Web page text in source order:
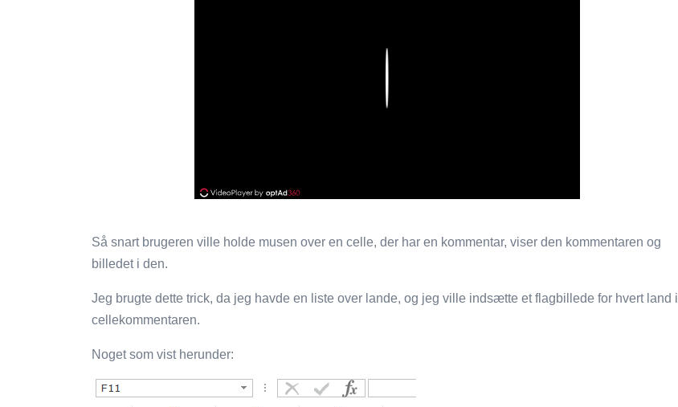
Så snart brugeren ville holde musen over en celle, der har en kommentar, viser den kommentaren og
billedet i den.
Jeg brugte dette trick, da jeg havde en liste over lande, og jeg ville indsætte et flagbillede for hvert land i
cellekommentaren.
Noget som vist herunder: